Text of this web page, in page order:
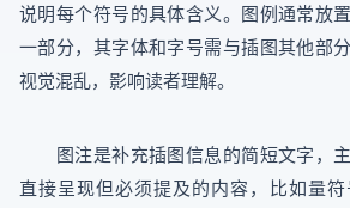
说明每个符号的具体含义。图例通常放
一部分，其字体和字号需与插图其他部
视觉混乱，影响读者理解。
图注是补充插图信息的简短文字，
直接呈现但必须提及的内容，比如量